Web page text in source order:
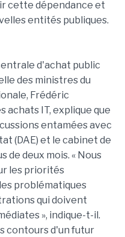
cette dépendance et
entités publiques.
d'achat public
des ministres du
Frédéric
achats IT, explique que
entamées avec
(DAE) et le cabinet de
de deux mois. « Nous
les priorités
problématiques
qui doivent
», indique-t-il.
contours d'un futur